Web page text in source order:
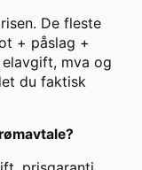
De fleste
+ påslag +
mva og
du faktisk